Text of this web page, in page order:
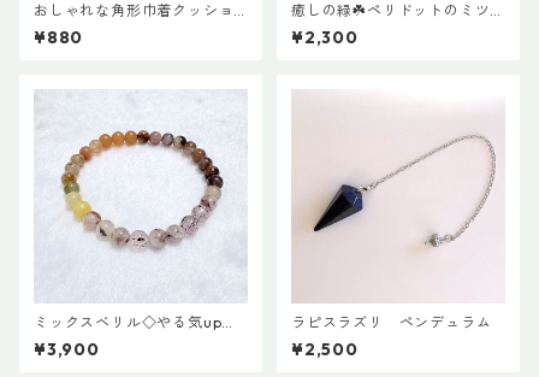
おしゃれな角形巾着クッショ
ンポーチ◇レッド
¥880
癒しの緑☘️ペリドットのミツ
バピアス
¥2,300
ミックスベリル◇やる気up系
ブレスレット
¥3,900
ラピスラズリ ペンデュラム
¥2,500